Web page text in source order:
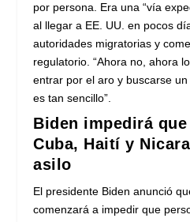
por persona. Era una “vía
al llegar a EE. UU. en pocos
autoridades migratorias y
regulatorio. “Ahora no, ahora
entrar por el aro y buscarse
es tan sencillo”.
Biden impedirá
Cuba, Haití y
asilo
El presidente Biden anunció
comenzará a impedir que